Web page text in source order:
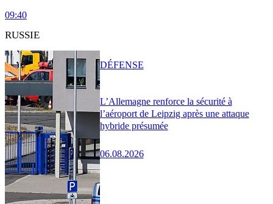
09:40
RUSSIE
L’Allemagne renforce la sécurité à
l’aéroport de Leipzig après une attaque
hybride présumée
06.08.2026
DÉFENSE